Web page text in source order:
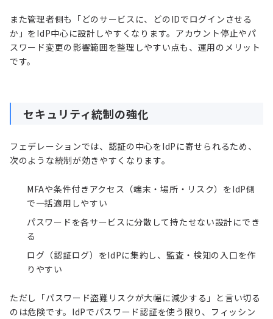
また管理者側も「どのサービスに、どのIDでログインさせる
か」をIdP中心に設計しやすくなります。アカウント停止やパ
スワード変更の影響範囲を整理しやすい点も、運用のメリット
です。
セキュリティ統制の強化
フェデレーションでは、認証の中心をIdPに寄せられるため、
次のような統制が効きやすくなります。
MFAや条件付きアクセス（端末・場所・リスク）をIdP側
で一括適用しやすい
パスワードを各サービスに分散して持たせない設計にでき
る
ログ（認証ログ）をIdPに集約し、監査・検知の入口を作
りやすい
ただし「パスワード盗難リスクが大幅に減少する」と言い切る
のは危険です。IdPでパスワード認証を使う限り、フィッシン